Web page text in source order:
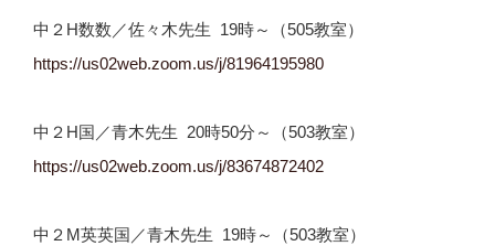
中２H数数／佐々木先生 19時～（505教室）
https://us02web.zoom.us/j/81964195980
中２H国／青木先生 20時50分～（503教室）
https://us02web.zoom.us/j/83674872402
中２M英英国／青木先生 19時～（503教室）